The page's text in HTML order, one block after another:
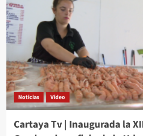
Noticias Video
Cartaya Tv | Inaugurada la